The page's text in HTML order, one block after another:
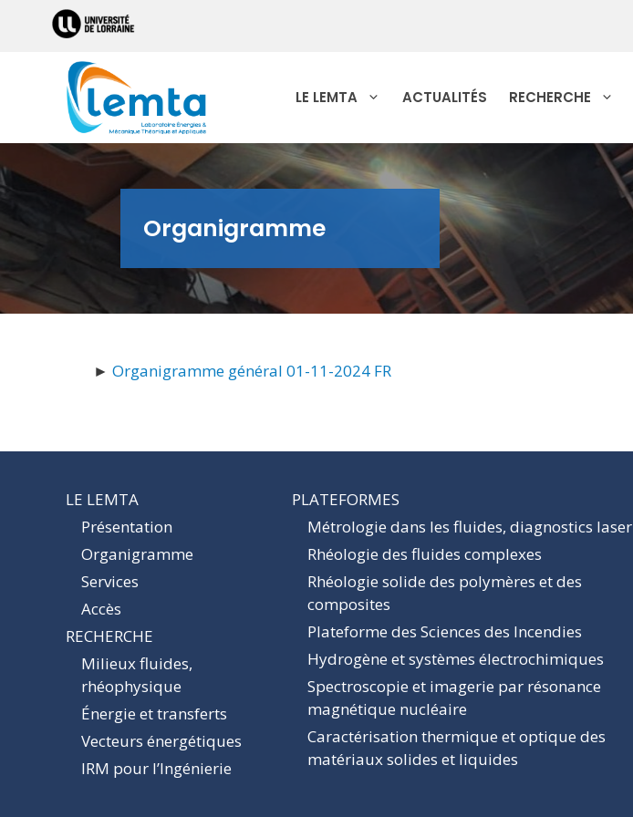
LE LEMTA ACTUALITÉS RECHERCHE
Organigramme
► Organigramme général 01-11-2024 FR
LE LEMTA
Présentation
Organigramme
Services
Accès
RECHERCHE
Milieux fluides,
rhéophysique
Énergie et transferts
Vecteurs énergétiques
IRM pour l’Ingénierie
PLATEFORMES
Métrologie dans les fluides, diagnostics laser
Rhéologie des fluides complexes
Rhéologie solide des polymères et des
composites
Plateforme des Sciences des Incendies
Hydrogène et systèmes électrochimiques
Spectroscopie et imagerie par résonance
magnétique nucléaire
Caractérisation thermique et optique des
matériaux solides et liquides